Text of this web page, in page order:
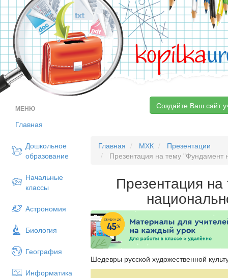
kopilka
МЕНЮ
Главная
Дошкольное
образование
Начальные
классы
Астрономия
Биология
География
Информатика
Создайте Ваш сайт
Главная МХК
Презентации
Презентация на тему "Фундамент
Презентация
Шедевры русской художественной